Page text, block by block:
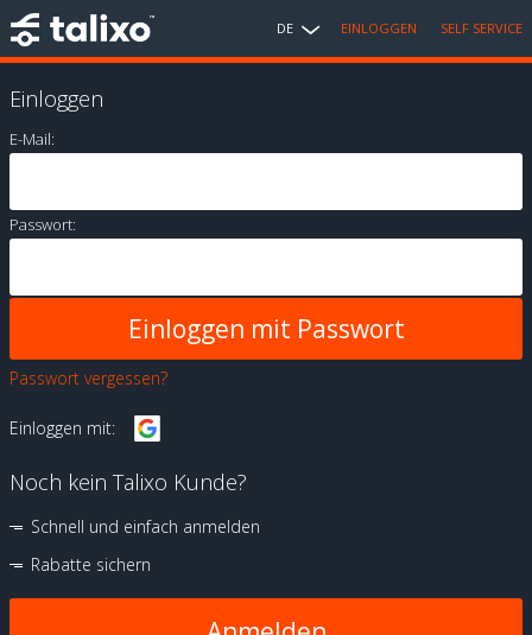
DE EINLOGGEN SELF SERVICE
Einloggen
E-Mail:
Passwort:
Passwort vergessen?
Einloggen mit:
Noch kein Talixo Kunde?
Schnell und einfach anmelden
Rabatte sichern